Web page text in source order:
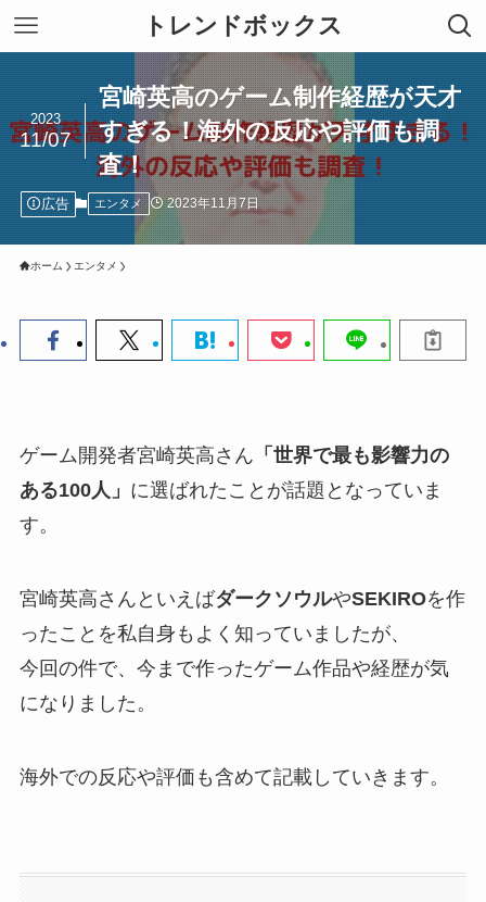
トレンドボックス
宮崎英高のゲーム制作経歴が天才
すぎる！海外の反応や評価も調
査！
2023
11/07
広告 エンタメ 2023年11月7日
ホーム エンタメ
ゲーム開発者宮崎英高さん 「世界で最も影響力の
ある100人」 に選ばれたことが話題となっていま
す。
宮崎英高さんといえばダークソウルやSEKIROを作
ったことを私自身もよく知っていましたが、
今回の件で、今まで作ったゲーム作品や経歴が気
になりました。
海外での反応や評価も含めて記載していきます。